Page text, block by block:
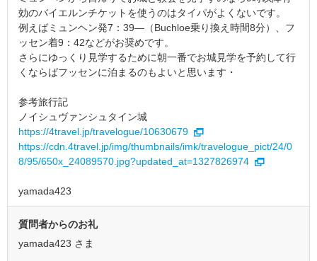
効のバイエルンチケットを使うのはタイパがよくないです。
例えばミュンヘン発7：39―（Buchloe乗り換え時間8分）、フ
ッセン着9：42などがお奨めです。
さらにゆっくり見学するために朝一番でお城見学を予約して行
くならばフッセンに泊まるのもよいと思います・
参考旅行記
ノイシュヴァンシュタイン城
https://4travel.jp/travelogue/10630679
https://cdn.4travel.jp/img/thumbnails/imk/travelogue_pict/24/0
8/95/650x_24089570.jpg?updated_at=1327826974
yamada423
質問者からのお礼
yamada423 さま